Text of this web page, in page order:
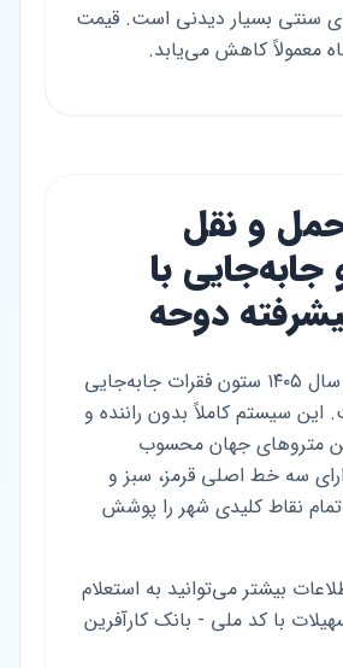
سنتی بسیار دیدنی است. قیمت
معمولاً کاهش می‌یابد.
و نقل
با
دوحه
متروی دوحه در سال ۱۴۰۵ ستون فقرات جابه‌جایی
سیستم کاملاً بدون راننده و
متروهای جهان محسوب
سه خط اصلی قرمز، سبز و
نقاط کلیدی شهر را پوشش
بیشتر می‌توانید به استعلام
با کد ملی - بانک کارآفرین